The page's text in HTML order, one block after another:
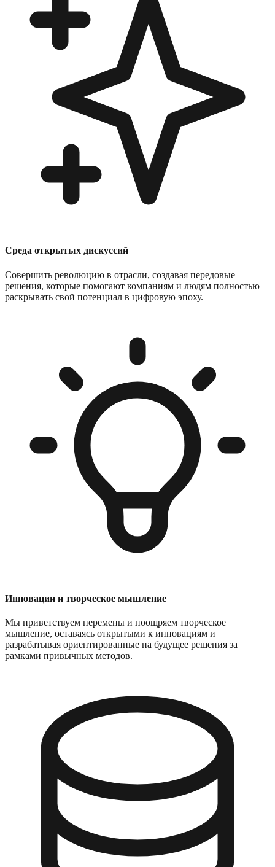
Среда открытых дискуссий
Совершить революцию в отрасли, создавая передовые
решения, которые помогают компаниям и людям полностью
раскрывать свой потенциал в цифровую эпоху.
Инновации и творческое мышление
Мы приветствуем перемены и поощряем творческое
мышление, оставаясь открытыми к инновациям и
разрабатывая ориентированные на будущее решения за
рамками привычных методов.